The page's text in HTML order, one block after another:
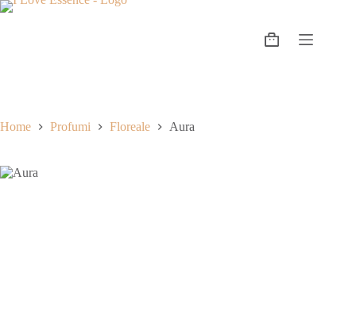
Home Profumi Floreale Aura